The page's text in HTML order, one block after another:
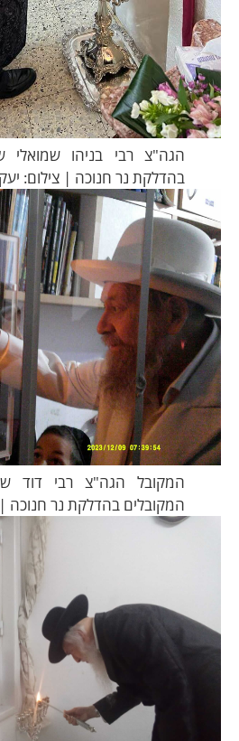
הגה"צ רבי בניהו שמואלי
בהדלקת נר חנוכה | צילום: יעקב
המקובל הגה"צ רבי דוד
המקובלים בהדלקת נר חנוכה |